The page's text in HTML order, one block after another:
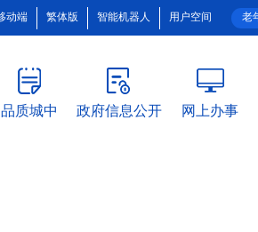
老
动端 繁体版 智能机器人 用户空间
品质城中 政府信息公开 网上办事